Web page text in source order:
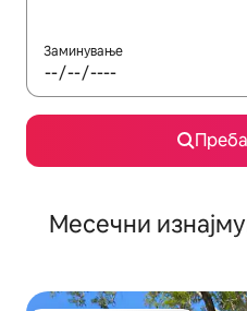
Заминување
Месечни